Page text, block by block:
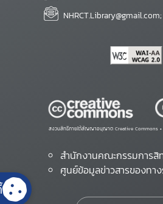
สงวนสิทธิ์ภายใต้สัญญาอนุญาต Creative Commons •
สำนักงานคณะกรรมการ
ศูนย์ข้อมูลข่าวสารของทา